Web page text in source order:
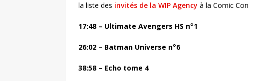
la liste des invités de la WIP Agency à la Comic Con
17:48 – Ultimate Avengers HS n°1
26:02 – Batman Universe n°6
38:58 – Echo tome 4